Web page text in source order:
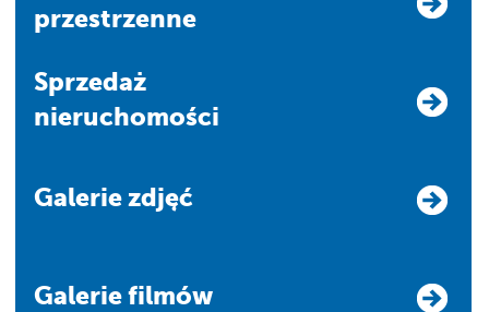
przestrzenne
Sprzedaż
nieruchomości
Galerie zdjęć
Galerie filmów